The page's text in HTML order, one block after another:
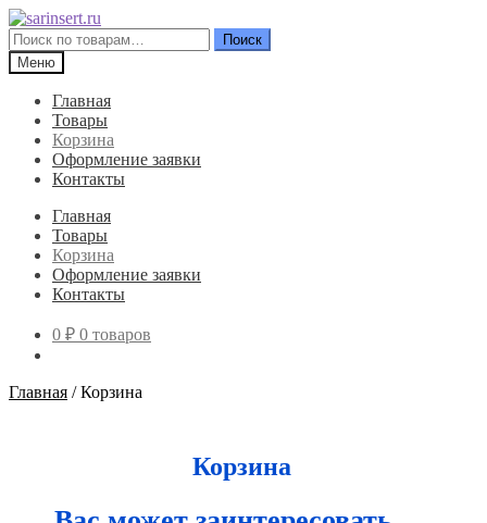
Перейти
к
навигации
Перейти
к
содержимому
Искать:
Поиск
Меню
Главная
Товары
Корзина
Оформление заявки
Контакты
Главная
Товары
Корзина
Оформление заявки
Контакты
0 ₽ 0 товаров
Главная /Корзина
Корзина